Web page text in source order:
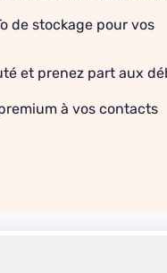
de stockage pour vos
et prenez part aux
à vos contacts